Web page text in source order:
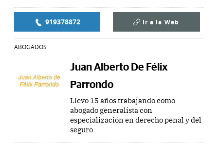
919378872 Ir a la Web
ABOGADOS
Juan Alberto De Félix
Parrondo
Llevo 15 años trabajando como
abogado generalista con
especialización en derecho penal y del
seguro